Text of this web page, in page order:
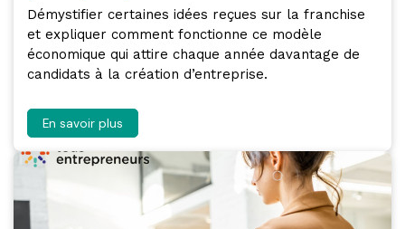
Démystifier certaines idées reçues sur la franchise
et expliquer comment fonctionne ce modèle
économique qui attire chaque année davantage de
candidats à la création d’entreprise.
En savoir plus